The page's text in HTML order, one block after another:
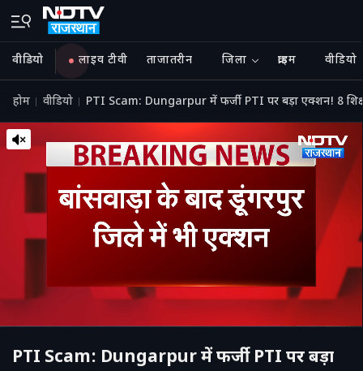
वीडियो लाइव टीवी ताजातरीन जिला क्राइम वीडियो
होम वीडियो PTI Scam: Dungarpur में फर्जी PTI पर बड़ा एक्शन! 8
PTI Scam: Dungarpur में फर्जी PTI पर बड़ा